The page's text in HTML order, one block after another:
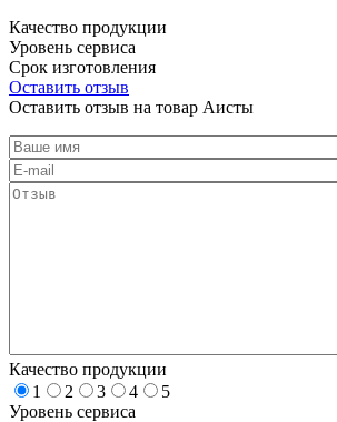
Качество продукции
Уровень сервиса
Срок изготовления
Оставить отзыв
Оставить отзыв на товар Аисты
Качество продукции
1
2 3 4
5
Уровень сервиса